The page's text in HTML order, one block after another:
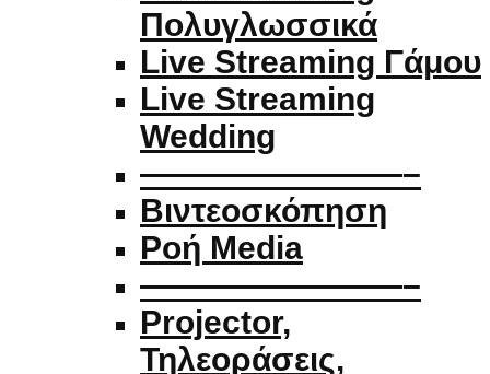
Πολυγλωσσικά
Live Streaming Γάμου
Live Streaming
Wedding
————————–
Βιντεοσκόπηση
Ροή Media
————————–
Projector,
Τηλεοράσεις,